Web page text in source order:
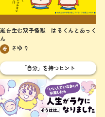
嵐を生む双子怪獣 はるくんとあっく
ん
著 さゆり
「自分」を持つヒント